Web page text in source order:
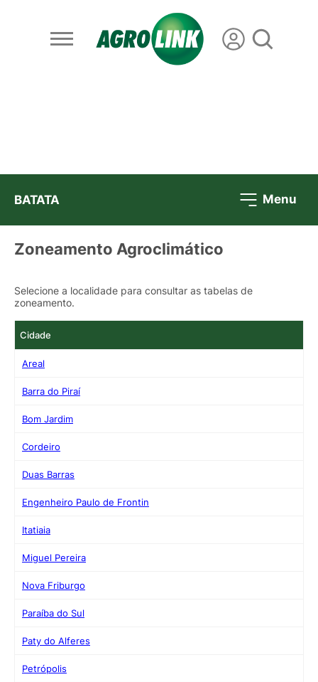
BATATA Menu
Zoneamento Agroclimático
Selecione a localidade para consultar as tabelas de
zoneamento.
Cidade
Areal
Barra do Piraí
Bom Jardim
Cordeiro
Duas Barras
Engenheiro Paulo de Frontin
Itatiaia
Miguel Pereira
Nova Friburgo
Paraíba do Sul
Paty do Alferes
Petrópolis